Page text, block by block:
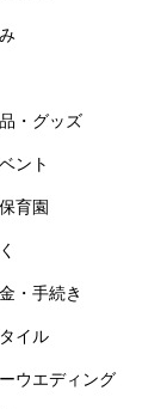
・グッズ
ント
育園
・手続き
イル
ウエディング